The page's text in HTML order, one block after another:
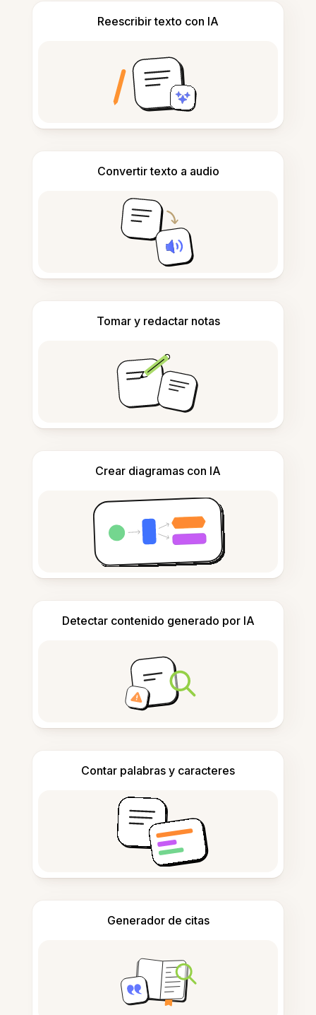
Reescribir texto con IA
Convertir texto a audio
Tomar y redactar notas
Crear diagramas con IA
Detectar contenido generado por IA
Contar palabras y caracteres
Generador de citas